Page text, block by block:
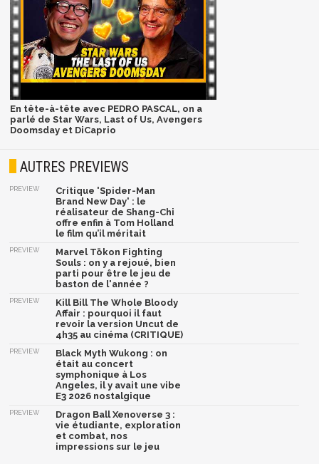
En tête-à-tête avec PEDRO PASCAL, on a
parlé de Star Wars, Last of Us, Avengers
Doomsday et DiCaprio
AUTRES PREVIEWS
PREVIEW
Critique 'Spider-Man
Brand New Day' : le
réalisateur de Shang-Chi
offre enfin à Tom Holland
le film qu’il méritait
PREVIEW
Marvel Tōkon Fighting
Souls : on y a rejoué, bien
parti pour être le jeu de
baston de l'année ?
PREVIEW
Kill Bill The Whole Bloody
Affair : pourquoi il faut
revoir la version Uncut de
4h35 au cinéma (CRITIQUE)
PREVIEW
Black Myth Wukong : on
était au concert
symphonique à Los
Angeles, il y avait une vibe
E3 2026 nostalgique
PREVIEW
Dragon Ball Xenoverse 3 :
vie étudiante, exploration
et combat, nos
impressions sur le jeu